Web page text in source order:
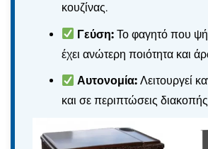
κουζίνας.
Γεύση: Το φαγητό που
έχει ανώτερη ποιότητα και
Αυτονομία: Λειτουργεί
και σε περιπτώσεις